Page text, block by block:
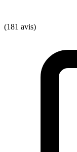
(181 avis)